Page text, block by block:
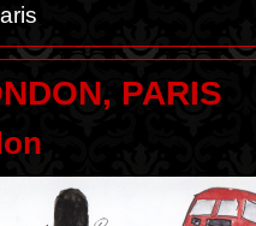
PARIS